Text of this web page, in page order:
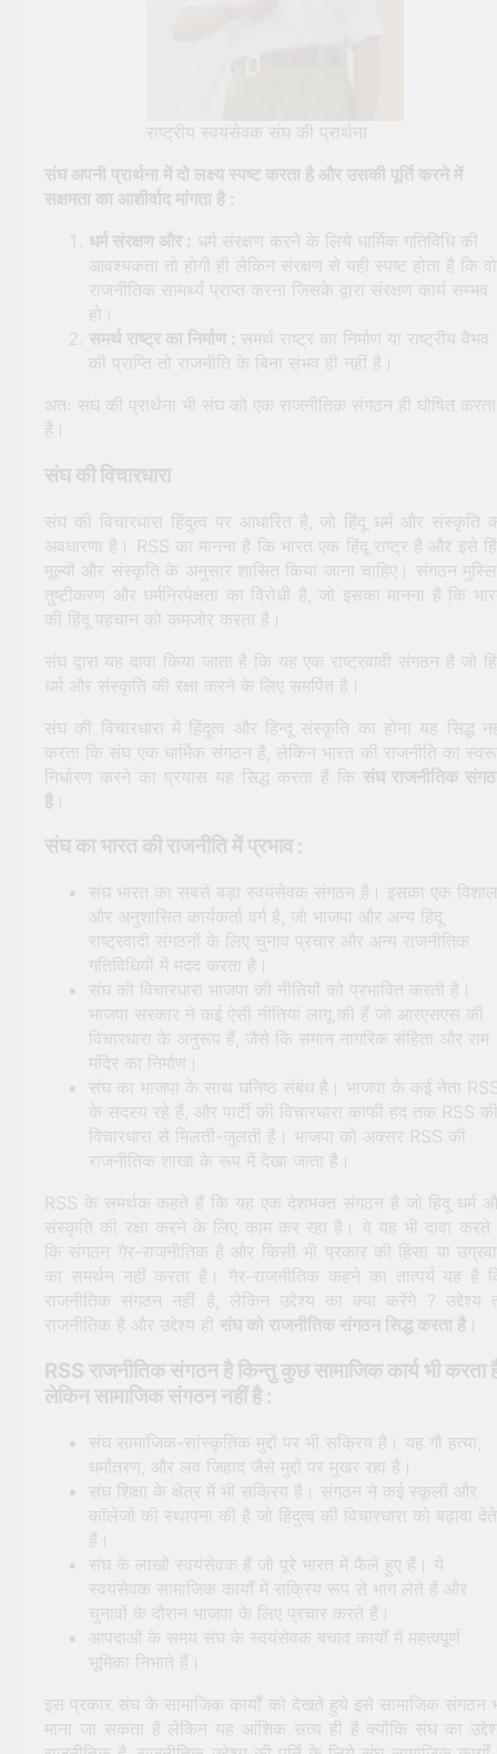
राष्ट्रीय स्वयंसेवक संघ की प्रार्थना
संघ अपनी प्रार्थना में दो लक्ष्य स्पष्ट करता है और उसकी पूर्ति करने में
सक्षमता का आशीर्वाद मांगता है :
धर्म संरक्षण और : धर्म संरक्षण करने के लिये धार्मिक गतिविधि की
आवश्यकता तो होगी ही लेकिन संरक्षण से यही स्पष्ट होता है कि वो
राजनीतिक सामर्थ्य प्राप्त करना जिसके द्वारा संरक्षण कार्य सम्भव
हो।
समर्थ राष्ट्र का निर्माण : समर्थ राष्ट्र का निर्माण या राष्ट्रीय वैभव
की प्राप्ति तो राजनीति के बिना संभव ही नहीं है।
अतः संघ की प्रार्थना भी संघ को एक राजनीतिक संगठन ही घोषित करता
है।
संघ की विचारधारा
संघ की विचारधारा हिंदुत्व पर आधारित है, जो हिंदू धर्म और संस्कृति
अवधारणा है। RSS का मानना ​​है कि भारत एक हिंदू राष्ट्र है और इसे
मूल्यों और संस्कृति के अनुसार शासित किया जाना चाहिए। संगठन
तुष्टीकरण और धर्मनिरपेक्षता का विरोधी है, जो इसका मानना ​​है कि
की हिंदू पहचान को कमजोर करता है।
संघ द्वारा यह दावा किया जाता है कि यह एक राष्ट्रवादी संगठन है जो
धर्म और संस्कृति की रक्षा करने के लिए समर्पित है।
संघ की विचारधारा में हिंदुत्व और हिन्दू संस्कृति का होना यह सिद्ध
करता कि संघ एक धार्मिक संगठन है, लेकिन भारत की राजनीति का
निर्धारण करने का प्रयास यह सिद्ध करता है कि संघ राजनीतिक
है ।
संघ का भारत की राजनीति में प्रभाव :
संघ भारत का सबसे बड़ा स्वयंसेवक संगठन है। इसका एक विशाल
और अनुशासित कार्यकर्ता वर्ग है, जो भाजपा और अन्य हिंदू
राष्ट्रवादी संगठनों के लिए चुनाव प्रचार और अन्य राजनीतिक
गतिविधियों में मदद करता है।
संघ की विचारधारा भाजपा की नीतियों को प्रभावित करती है।
भाजपा सरकार ने कई ऐसी नीतियां लागू की हैं जो आरएसएस की
विचारधारा के अनुरूप हैं, जैसे कि समान नागरिक संहिता और राम
मंदिर का निर्माण।
संघ का भाजपा के साथ घनिष्ठ संबंध है। भाजपा के कई नेता
के सदस्य रहे हैं, और पार्टी की विचारधारा काफी हद तक RSS की
विचारधारा से मिलती-जुलती है। भाजपा को अक्सर RSS की
राजनीतिक शाखा के रूप में देखा जाता है।
RSS के समर्थक कहते हैं कि यह एक देशभक्त संगठन है जो हिंदू धर्म
संस्कृति की रक्षा करने के लिए काम कर रहा है। वे यह भी दावा करते
कि संगठन गैर-राजनीतिक है और किसी भी प्रकार की हिंसा या
का समर्थन नहीं करता है। गैर-राजनीतिक कहने का तात्पर्य यह है
राजनीतिक संगठन नहीं है, लेकिन उद्देश्य का क्या करेंगे ? उद्देश्य
राजनीतिक है और उद्देश्य ही संघ को राजनीतिक संगठन सिद्ध करता है ।
RSS राजनीतिक संगठन है किन्तु कुछ सामाजिक कार्य भी करता
लेकिन सामाजिक संगठन नहीं है :
संघ सामाजिक-सांस्कृतिक मुद्दों पर भी सक्रिय है। यह गौ हत्या,
धर्मांतरण, और लव जिहाद जैसे मुद्दों पर मुखर रहा है।
संघ शिक्षा के क्षेत्र में भी सक्रिय है। संगठन ने कई स्कूलों और
कॉलेजों की स्थापना की है जो हिंदुत्व की विचारधारा को बढ़ावा देते
हैं।
संघ के लाखों स्वयंसेवक हैं जो पूरे भारत में फैले हुए हैं। ये
स्वयंसेवक सामाजिक कार्यों में सक्रिय रूप से भाग लेते हैं और
चुनावों के दौरान भाजपा के लिए प्रचार करते हैं।
आपदाओं के समय संघ के स्वयंसेवक बचाव कार्यों में महत्वपूर्ण
भूमिका निभाते हैं।
इस प्रकार संघ के सामाजिक कार्यों को देखते हुये इसे सामाजिक संगठन
माना जा सकता है लेकिन यह आंशिक सत्य ही है क्योंकि संघ का